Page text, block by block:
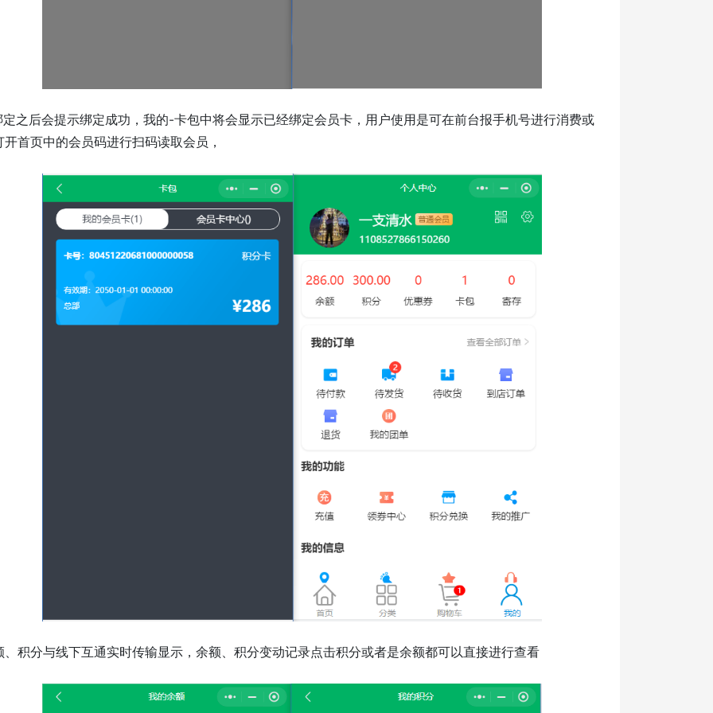
之后会提示绑定成功，我的-卡包中将会显示已经绑定会员卡，用户使用是可在前台报手机号进行消费或
开首页中的会员码进行扫码读取会员，
、积分与线下互通实时传输显示，余额、积分变动记录点击积分或者是余额都可以直接进行查看